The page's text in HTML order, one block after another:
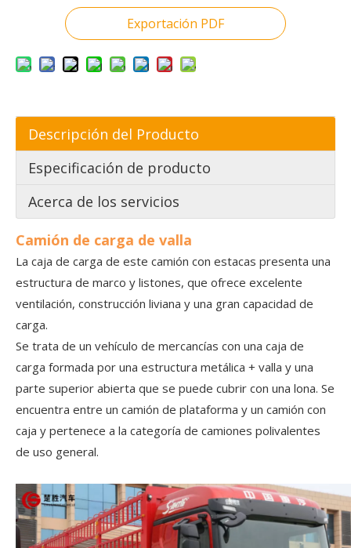
Exportación PDF
Descripción del Producto
Especificación de producto
Acerca de los servicios
Camión de carga de valla
La caja de carga de este camión con estacas presenta una
estructura de marco y listones, que ofrece excelente
ventilación, construcción liviana y una gran capacidad de
carga.
Se trata de un vehículo de mercancías con una caja de
carga formada por una estructura metálica + valla y una
parte superior abierta que se puede cubrir con una lona. Se
encuentra entre un camión de plataforma y un camión con
caja y pertenece a la categoría de camiones polivalentes
de uso general.